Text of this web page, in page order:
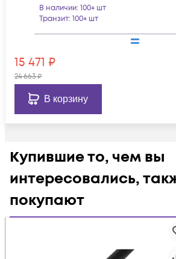
В наличии: 100+ шт
Транзит: 100+ шт
15 471 ₽
24 663₽
В корзину
Купившие то, чем вы
интересовались,
покупают